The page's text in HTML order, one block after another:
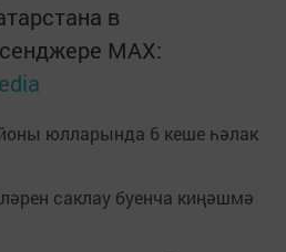
в
MАХ:
юлларында 6 кеше һәлак
саклау буенча киңәшмә